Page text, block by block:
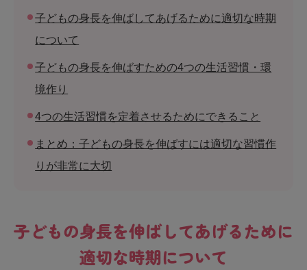
子どもの身長を伸ばしてあげるために適切な時期
について
子どもの身長を伸ばすための4つの生活習慣・環
境作り
4つの生活習慣を定着させるためにできること
まとめ：子どもの身長を伸ばすには適切な習慣作
りが非常に大切
子どもの身長を伸ばしてあげるために
適切な時期について